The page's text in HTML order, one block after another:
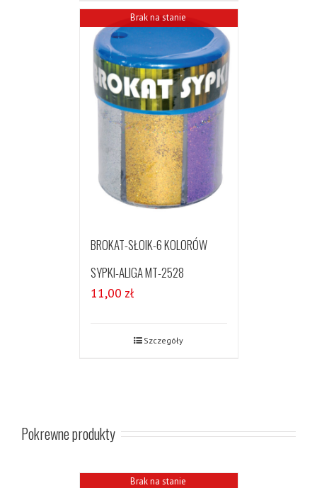
Brak na stanie
BROKAT-SŁOIK-6 KOLORÓW
SYPKI-ALIGA MT-2528
11,00 zł
Szczegóły
Pokrewne produkty
Brak na stanie